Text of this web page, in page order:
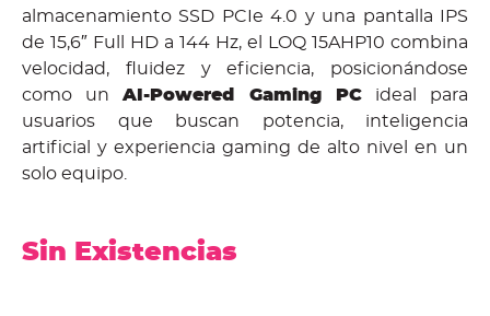
almacenamiento SSD PCIe 4.0 y una pantalla IPS
de 15,6″ Full HD a 144 Hz, el LOQ 15AHP10 combina
velocidad, fluidez y eficiencia, posicionándose
como unAI-Powered Gaming PCideal para
usuarios que buscan potencia, inteligencia
artificial y experiencia gaming de alto nivel en un
solo equipo.
Sin Existencias